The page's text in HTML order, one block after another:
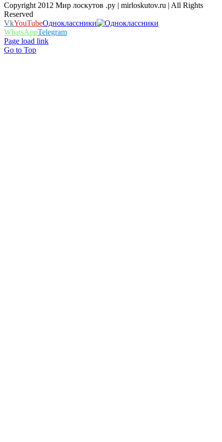
Copyright 2012 Мир лоскутов .ру | mirloskutov.ru | All Rights
Reserved
VkYouTubeОдноклассники
WhatsAppTelegram
Page load link
Go to Top